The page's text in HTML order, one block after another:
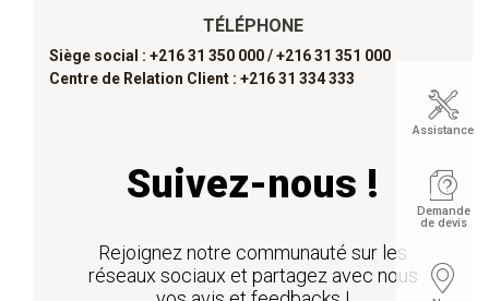
TÉLÉPHONE
Siège social : +216 31 350 000 /+216 31 351 000
Centre de Relation Client : +216 31 334 333
Suivez-nous !
Rejoignez notre communauté sur les
réseaux sociaux et partagez avec nous
Assistance
Demande
de devis